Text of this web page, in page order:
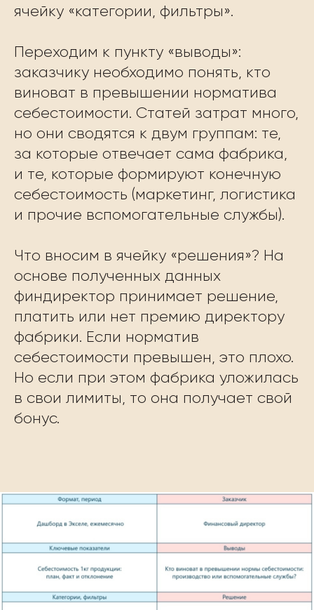
ячейку «категории, фильтры».
Переходим к пункту «выводы»:
заказчику необходимо понять, кто
виноват в превышении норматива
себестоимости. Статей затрат много,
но они сводятся к двум группам: те,
за которые отвечает сама фабрика,
и те, которые формируют конечную
себестоимость (маркетинг, логистика
и прочие вспомогательные службы).
Что вносим в ячейку «решения»? На
основе полученных данных
финдиректор принимает решение,
платить или нет премию директору
фабрики. Если норматив
себестоимости превышен, это плохо.
Но если при этом фабрика уложилась
в свои лимиты, то она получает свой
бонус.